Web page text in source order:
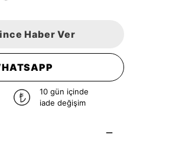
Haber Ver
10 gün içinde
iade değişim